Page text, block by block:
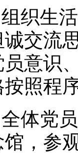
组织生
诚交流
员意识
按照程
全体党
馆，参